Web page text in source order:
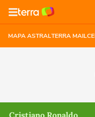
MAPA ASTRALTERRA MAIL
Cristiano Ronaldo